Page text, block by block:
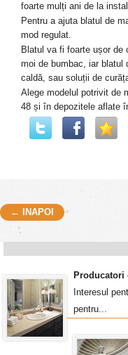
foarte mulți ani de la
Pentru a ajuta blatul de
mod regulat.
Blatul va fi foarte ușor de
moi de bumbac, iar blatul
caldă, sau soluții de
Alege modelul potrivit de
48 și în depozitele aflate
Post navigation
← INAPOI
Producatori
Interesul
pentru...